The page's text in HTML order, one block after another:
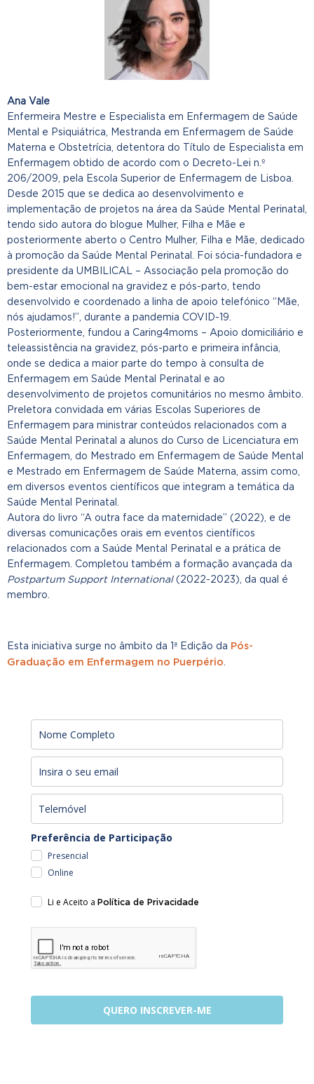
Ana Vale
Enfermeira Mestre e Especialista em Enfermagem de Saúde
Mental e Psiquiátrica, Mestranda em Enfermagem de Saúde
Materna e Obstetrícia, detentora do Título de Especialista em
Enfermagem obtido de acordo com o Decreto-Lei n.º
206/2009, pela Escola Superior de Enfermagem de Lisboa.
Desde 2015 que se dedica ao desenvolvimento e
implementação de projetos na área da Saúde Mental Perinatal,
tendo sido autora do blogue Mulher, Filha e Mãe e
posteriormente aberto o Centro Mulher, Filha e Mãe, dedicado
à promoção da Saúde Mental Perinatal. Foi sócia-fundadora e
presidente da UMBILICAL – Associação pela promoção do
bem-estar emocional na gravidez e pós-parto, tendo
desenvolvido e coordenado a linha de apoio telefónico “Mãe,
nós ajudamos!”, durante a pandemia COVID-19.
Posteriormente, fundou a Caring4moms – Apoio domiciliário e
teleassistência na gravidez, pós-parto e primeira infância,
onde se dedica a maior parte do tempo à consulta de
Enfermagem em Saúde Mental Perinatal e ao
desenvolvimento de projetos comunitários no mesmo âmbito.
Preletora convidada em várias Escolas Superiores de
Enfermagem para ministrar conteúdos relacionados com a
Saúde Mental Perinatal a alunos do Curso de Licenciatura em
Enfermagem, do Mestrado em Enfermagem de Saúde Mental
e Mestrado em Enfermagem de Saúde Materna, assim como,
em diversos eventos científicos que integram a temática da
Saúde Mental Perinatal.
Autora do livro “A outra face da maternidade” (2022), e de
diversas comunicações orais em eventos científicos
relacionados com a Saúde Mental Perinatal e a prática de
Enfermagem. Completou também a formação avançada da
Postpartum Support International(2022-2023), da qual é
membro.
Esta iniciativa surge no âmbito da 1ª Edição da Pós-
Graduação em Enfermagem no Puerpério.
Preferência de Participação
Presencial
Online
Li e Aceito a Política de Privacidade
QUERO INSCREVER-ME